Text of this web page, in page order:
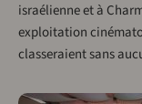
israélienne et à
exploitation
classeraient sans